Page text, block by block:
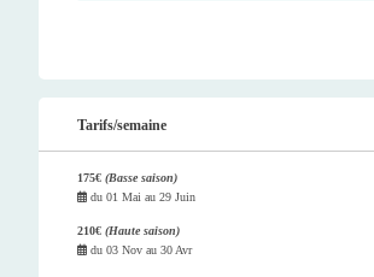
Tarifs/semaine
175€ (Basse saison)
du 01 Mai au 29 Juin
210€ (Haute saison)
du 03 Nov au 30 Avr